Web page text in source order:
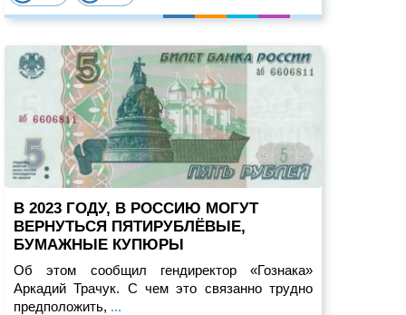
В 2023 ГОДУ, В РОССИЮ МОГУТ
ВЕРНУТЬСЯ ПЯТИРУБЛЁВЫЕ,
БУМАЖНЫЕ КУПЮРЫ
Об этом сообщил гендиректор «Гознака»
Аркадий Трачук. С чем это связанно трудно
предположить, ...